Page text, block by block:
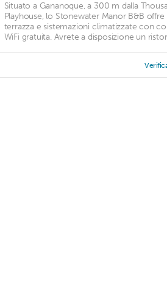
Situato a Gananoque, a 300 m dalla
Playhouse, lo Stonewater Manor B&B offre
terrazza e sistemazioni climatizzate con
WiFi gratuita. Avrete a disposizione un